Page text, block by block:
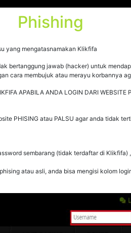
Phishing
yang mengatasnamakan Klikfifa
bertanggung jawab (hacker) untuk
cara membujuk atau merayu korbannya
APABILA ANDA LOGIN DARI
PHISING atau PALSU agar anda tidak
sembarang (tidak terdaftar di
atau asli, anda bisa mengisi kolom